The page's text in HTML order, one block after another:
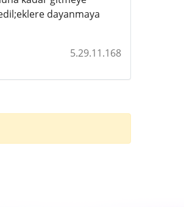
dayanmaya
5.29.11.168